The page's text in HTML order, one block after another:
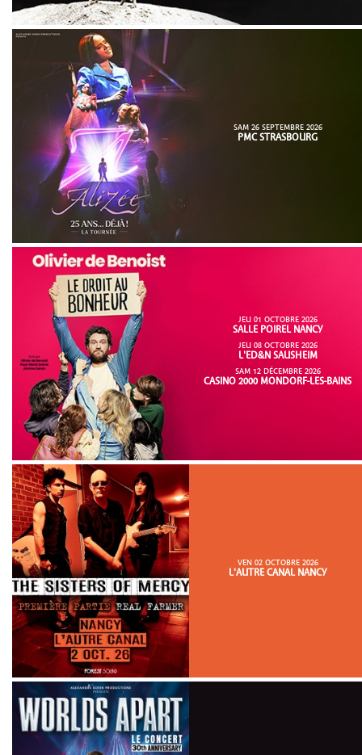
SAM 26 SEPTEMBRE 2026
PMC STRASBOURG
JEU 01 OCTOBRE 2026
SALLE POIREL NANCY
JEU 08 OCTOBRE 2026
L'ED&N SAUSHEIM
SAM 12 DÉCEMBRE 2026
CASINO 2000 MONDORF-LES-BAINS
VEN 02 OCTOBRE 2026
L'AUTRE CANAL NANCY